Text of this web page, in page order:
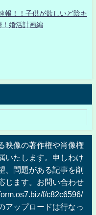
報！！子供が欲しいど陰キ
！婚活計画編
映像の著作権や肖像権
いたします。申しわけ
、問題がある記事を削
じます。お問い合わせ
f/c82c6596/
アップロードは行なっ